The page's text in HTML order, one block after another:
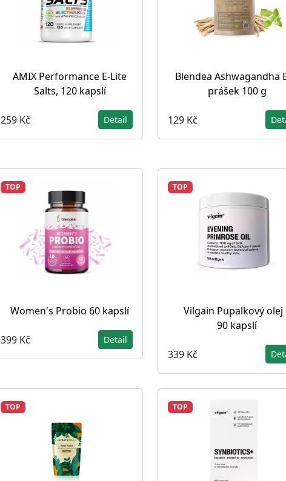
AMIX Performance E-Lite
Salts, 120 kapslí
259 Kč Detail
Blendea Ashwagandha
prášek 100 g
129 Kč
TOP
Women's Probio 60 kapslí
399 Kč Detail
TOP
Vilgain Pupalkový olej
90 kapslí
339 Kč
TOP TOP